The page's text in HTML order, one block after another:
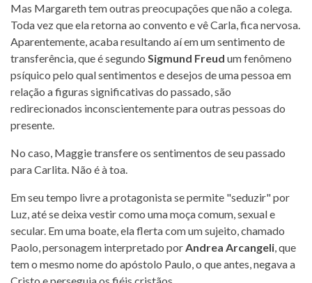
Mas Margareth tem outras preocupações que não a colega.
Toda vez que ela retorna ao convento e vê Carla, fica nervosa.
Aparentemente, acaba resultando aí em um sentimento de
transferência, que é segundo Sigmund Freud um fenômeno
psíquico pelo qual sentimentos e desejos de uma pessoa em
relação a figuras significativas do passado, são
redirecionados inconscientemente para outras pessoas do
presente.
No caso, Maggie transfere os sentimentos de seu passado
para Carlita. Não é à toa.
Em seu tempo livre a protagonista se permite "seduzir" por
Luz, até se deixa vestir como uma moça comum, sexual e
secular. Em uma boate, ela flerta com um sujeito, chamado
Paolo, personagem interpretado por Andrea Arcangeli , que
tem o mesmo nome do apóstolo Paulo, o que antes, negava a
Cristo e perseguia os fiéis cristãos.